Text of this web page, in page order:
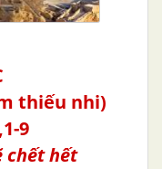
thiếu nhi)
9
chết hết